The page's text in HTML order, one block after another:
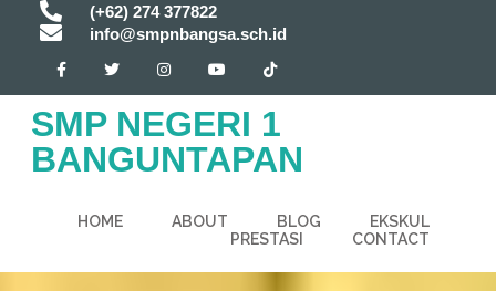
(+62) 274 377822
info@smpnbangsa.sch.id
SMP NEGERI 1
BANGUNTAPAN
HOME ABOUT BLOG
EKSKUL
PRESTASI
CONTACT